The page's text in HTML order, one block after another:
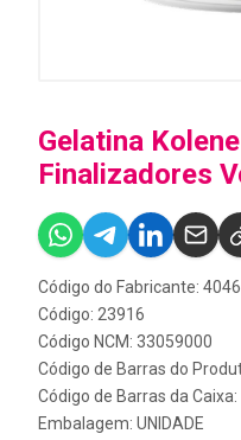
Gelatina
Finalizadores
Código do Fabricante:
Código: 23916
Código NCM: 33059000
Código de Barras do
Código de Barras da
Embalagem: UNIDADE